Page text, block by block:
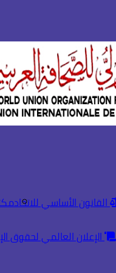
القانون الأساسي للاتحاد
الإعلان العالمي لحقوق